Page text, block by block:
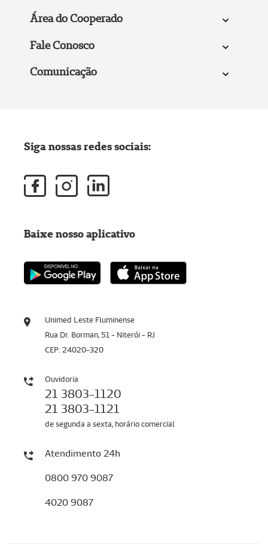
Área do Cooperado
Fale Conosco
Comunicação
Unimed Leste Fluminense
Rua Dr. Borman, 51 - Niterói - RJ
CEP: 24020-320
Ouvidoria
21 3803-1120
21 3803-1121
de segunda a sexta, horário comercial
Atendimento 24h
0800 970 9087
4020 9087
Siga nossas redes sociais:
Baixe nosso aplicativo